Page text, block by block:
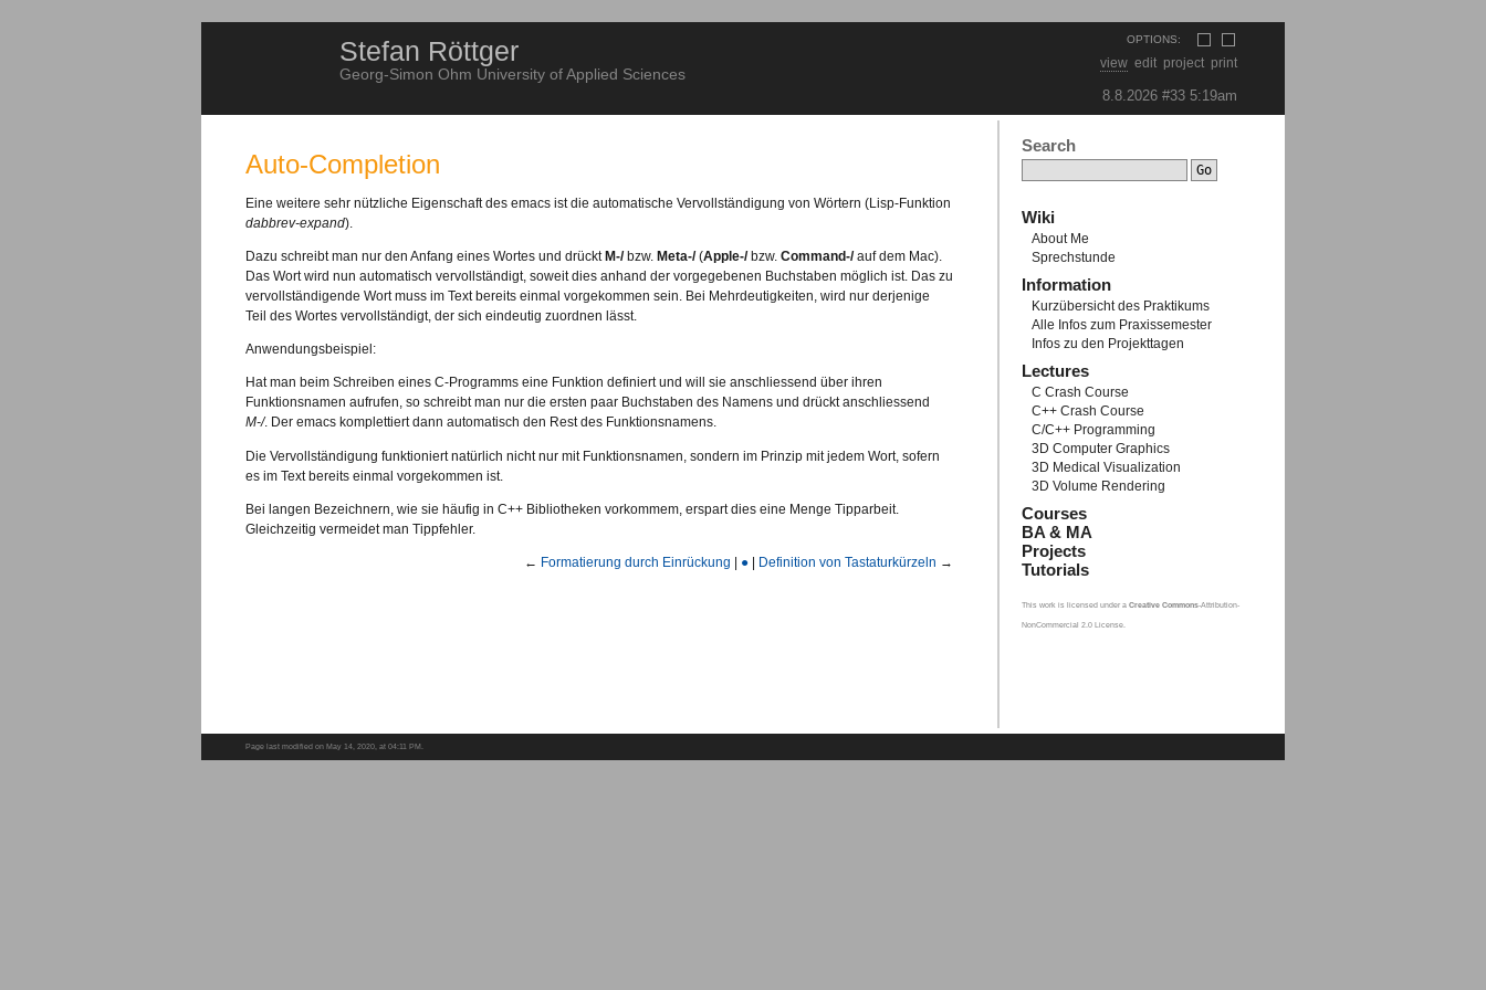
Stefan Röttger
Georg-Simon Ohm University of Applied Sciences
8.8.2026 #33 5:19am
Auto-Completion
Eine weitere sehr nützliche Eigenschaft des emacs ist die automatische Vervollständigung von Wörtern (Lisp-Funktion
dabbrev-expand).
Dazu schreibt man nur den Anfang eines Wortes und drückt M-/bzw. Meta-/(Apple-/bzw. Command-/auf dem Mac).
Das Wort wird nun automatisch vervollständigt, soweit dies anhand der vorgegebenen Buchstaben möglich ist. Das zu
vervollständigende Wort muss im Text bereits einmal vorgekommen sein. Bei Mehrdeutigkeiten, wird nur derjenige
Teil des Wortes vervollständigt, der sich eindeutig zuordnen lässt.
Anwendungsbeispiel:
Hat man beim Schreiben eines C-Programms eine Funktion definiert und will sie anschliessend über ihren
Funktionsnamen aufrufen, so schreibt man nur die ersten paar Buchstaben des Namens und drückt anschliessend
M-/. Der emacs komplettiert dann automatisch den Rest des Funktionsnamens.
Die Vervollständigung funktioniert natürlich nicht nur mit Funktionsnamen, sondern im Prinzip mit jedem Wort, sofern
es im Text bereits einmal vorgekommen ist.
Bei langen Bezeichnern, wie sie häufig in C++ Bibliotheken vorkommem, erspart dies eine Menge Tipparbeit.
Gleichzeitig vermeidet man Tippfehler.
← Formatierung durch Einrückung | ● | Definition von Tastaturkürzeln →
Search
Wiki
About Me
Sprechstunde
Information
Kurzübersicht des Praktikums
Alle Infos zum Praxissemester
Infos zu den Projekttagen
Lectures
C Crash Course
C++ Crash Course
C/C++ Programming
3D Computer Graphics
3D Medical Visualization
3D Volume Rendering
Courses
BA & MA
Projects
Tutorials
This work is licensed under a Creative Commons-Attribution-
NonCommercial 2.0 License.
OPTIONS:
view edit project print
Page last modified on May 14, 2020, at 04:11 PM.